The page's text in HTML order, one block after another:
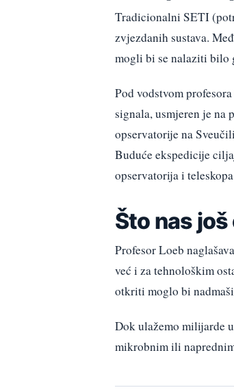
Tradicionalni SETI
zvjezdanih sustava.
mogli bi se nalaziti bilo
Pod vodstvom
signala, usmjeren je na
opservatorije na
Buduće ekspedicije
opservatorija i
Što nas još
Profesor Loeb
već i za tehnološkim
otkriti moglo bi
Dok ulažemo milijarde
mikrobnim ili